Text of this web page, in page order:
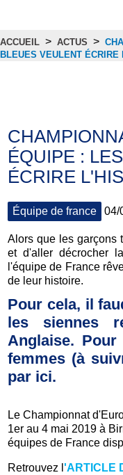
ACCUEIL > ACTUS >
BLEUES VEULENT ÉCRIRE
ÉQUIPE :
ÉCRIRE
Équipe de france 04/
Alors que les garçons
et d'aller décrocher
l'équipe de France
de leur histoire.
Pour cela, il
les siennes
Anglaise.
femmes (à
par ici.
Le Championnat
1er au 4 mai 2019 à
équipes de France
Retrouvez l'ARTICLE